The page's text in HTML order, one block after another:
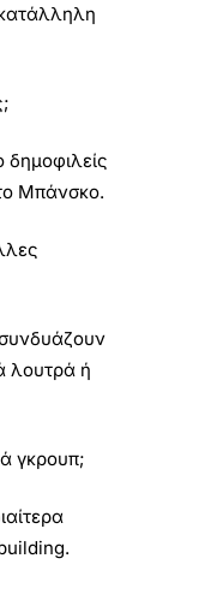
δημοφιλείς
Μπάνσκο.
λουτρά ή
γκρουπ;